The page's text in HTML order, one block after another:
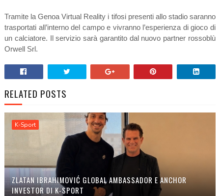
Tramite la Genoa Virtual Reality i tifosi presenti allo stadio saranno
trasportati all’interno del campo e vivranno l’esperienza di gioco di
un calciatore. Il servizio sarà garantito dal nuovo partner rossoblù
Orwell Srl.
RELATED POSTS
K-Sport
ZLATAN IBRAHIMOVIĆ GLOBAL AMBASSADOR E ANCHOR
INVESTOR DI K-SPORT